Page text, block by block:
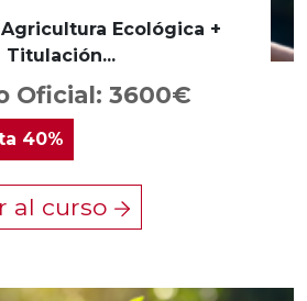
Ecológica +
Titulación...
Oficial: 3600€
40%
al curso